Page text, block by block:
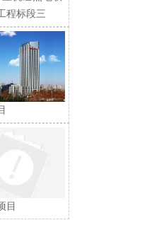
程标段三
目